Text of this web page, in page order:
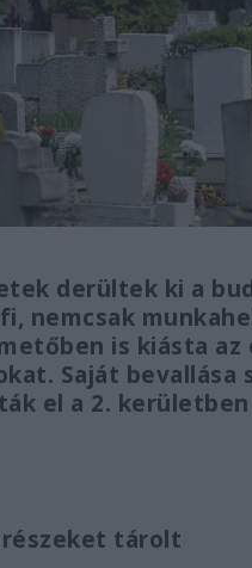
derültek ki a
nemcsak
is kiásta
Saját
el a 2. kerületben
tárolt